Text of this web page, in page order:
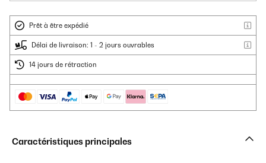
Prêt à être expédié
Délai de livraison: 1 - 2 jours ouvrables
14 jours de rétraction
Caractéristiques principales